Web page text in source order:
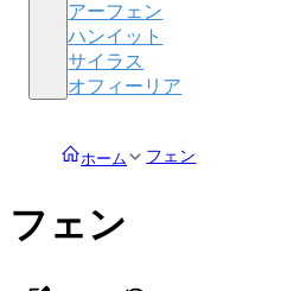
アーフェン
ハンイット
サイラス
オフィーリア
ホーム フェン
フェン